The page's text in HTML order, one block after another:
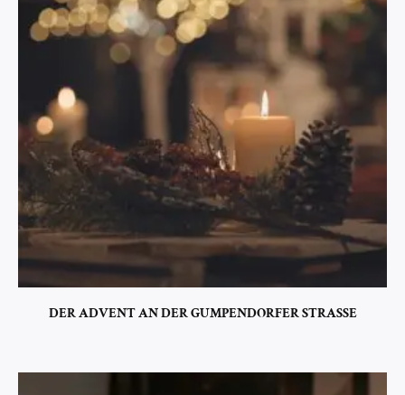
DER ADVENT AN DER GUMPENDORFER STRASSE